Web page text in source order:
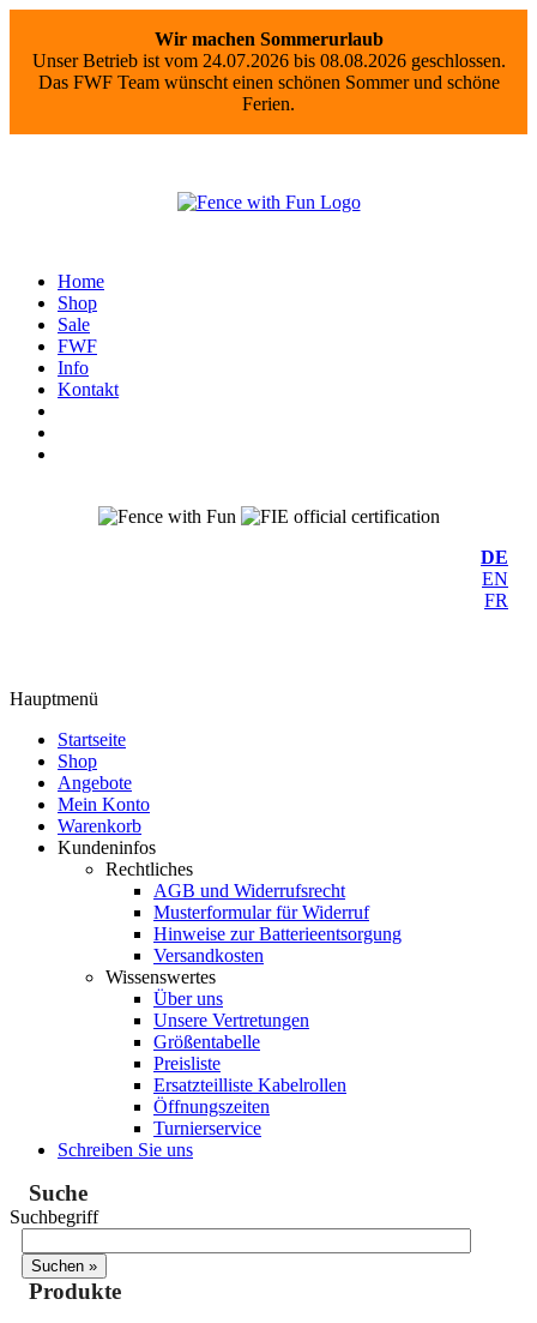
Wir machen Sommerurlaub
Unser Betrieb ist vom 24.07.2026 bis 08.08.2026 geschlossen.
Das FWF Team wünscht einen schönen Sommer und schöne
Ferien.
Home
Shop
Sale
FWF
Info
Kontakt
DE
EN
FR
Hauptmenü
Startseite
Shop
Angebote
Mein Konto
Warenkorb
Kundeninfos
Rechtliches
AGB und Widerrufsrecht
Musterformular für Widerruf
Hinweise zur Batterieentsorgung
Versandkosten
Wissenswertes
Über uns
Unsere Vertretungen
Größentabelle
Preisliste
Ersatzteilliste Kabelrollen
Öffnungszeiten
Turnierservice
Schreiben Sie uns
Suche
Suchbegriff
Produkte